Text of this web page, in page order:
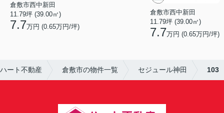
倉敷市西中新田
11.79坪 (39.00㎡)
7.7万円 (0.65万円/坪)
倉敷市西中新田
11.79坪 (39.00㎡)
7.7万円 (0.65万円/坪)
ート不動産 倉敷市の物件一覧 セジュール神田 103